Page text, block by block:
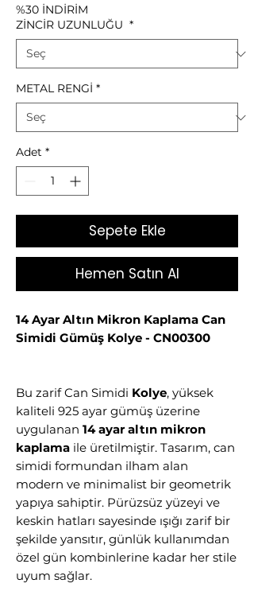
%30 İNDİRİM
ZİNCİR UZUNLUĞU *
METAL RENGİ *
Adet *
Sepete Ekle
Hemen Satın Al
14 Ayar Altın Mikron Kaplama Can
Simidi Gümüş Kolye - CN00300
Bu zarif Can Simidi Kolye, yüksek
kaliteli 925 ayar gümüş üzerine
uygulanan 14 ayar altın mikron
kaplama ile üretilmiştir. Tasarım, can
simidi formundan ilham alan
modern ve minimalist bir geometrik
yapıya sahiptir. Pürüzsüz yüzeyi ve
keskin hatları sayesinde ışığı zarif bir
şekilde yansıtır, günlük kullanımdan
özel gün kombinlerine kadar her stile
uyum sağlar.